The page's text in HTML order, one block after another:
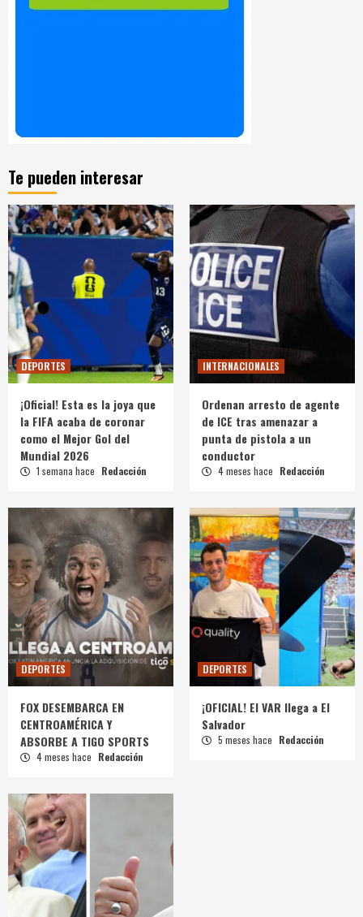
Te pueden interesar
DEPORTES
¡Oficial! Esta es la joya que
la FIFA acaba de coronar
como el Mejor Gol del
Mundial 2026
1 semana hace Redacción
INTERNACIONALES
Ordenan arresto de agente
de ICE tras amenazar a
punta de pistola a un
conductor
4 meses hace Redacción
DEPORTES
FOX DESEMBARCA EN
CENTROAMÉRICA Y
ABSORBE A TIGO SPORTS
4 meses hace Redacción
DEPORTES
¡OFICIAL! El VAR llega a El
Salvador
5 meses hace Redacción